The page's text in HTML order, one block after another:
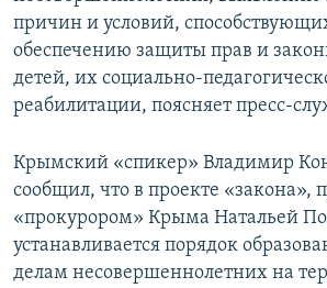
причин и условий,
обеспечению защиты прав и
детей, их социально-
реабилитации, поясняет пресс-
Крымский «спикер» Владимир
сообщил, что в проекте «закона»,
«прокурором» Крыма Натальей
устанавливается порядок
делам несовершеннолетних на